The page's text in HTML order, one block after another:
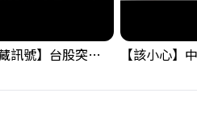
【藏訊號】台股突破季線，週一我提醒了這個關鍵訊號